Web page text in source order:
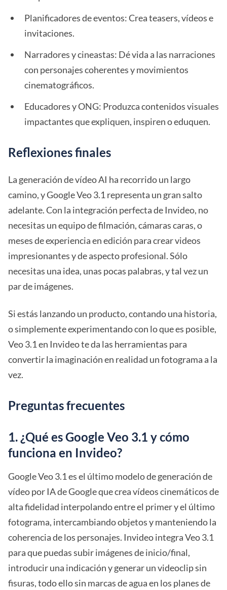
Planificadores de eventos: Crea teasers, vídeos e
invitaciones.
Narradores y cineastas: Dé vida a las narraciones
con personajes coherentes y movimientos
cinematográficos.
Educadores y ONG: Produzca contenidos visuales
impactantes que expliquen, inspiren o eduquen.
Reflexiones finales
La generación de vídeo AI ha recorrido un largo
camino, y Google Veo 3.1 representa un gran salto
adelante. Con la integración perfecta de Invideo, no
necesitas un equipo de filmación, cámaras caras, o
meses de experiencia en edición para crear videos
impresionantes y de aspecto profesional. Sólo
necesitas una idea, unas pocas palabras, y tal vez un
par de imágenes.
Si estás lanzando un producto, contando una historia,
o simplemente experimentando con lo que es posible,
Veo 3.1 en Invideo te da las herramientas para
convertir la imaginación en realidad un fotograma a la
vez.
Preguntas frecuentes
1. ¿Qué es Google Veo 3.1 y cómo
funciona en Invideo?
Google Veo 3.1 es el último modelo de generación de
vídeo por IA de Google que crea vídeos cinemáticos de
alta fidelidad interpolando entre el primer y el último
fotograma, intercambiando objetos y manteniendo la
coherencia de los personajes. Invideo integra Veo 3.1
para que puedas subir imágenes de inicio/final,
introducir una indicación y generar un videoclip sin
fisuras, todo ello sin marcas de agua en los planes de